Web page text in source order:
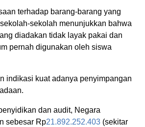
terhadap barang-barang yang
sekolah menunjukkan bahwa
diadakan tidak layak pakai dan
pernah digunakan oleh siswa
indikasi kuat adanya penyimpangan
dan audit, Negara
sebesar Rp21.892.252.403 (sekitar